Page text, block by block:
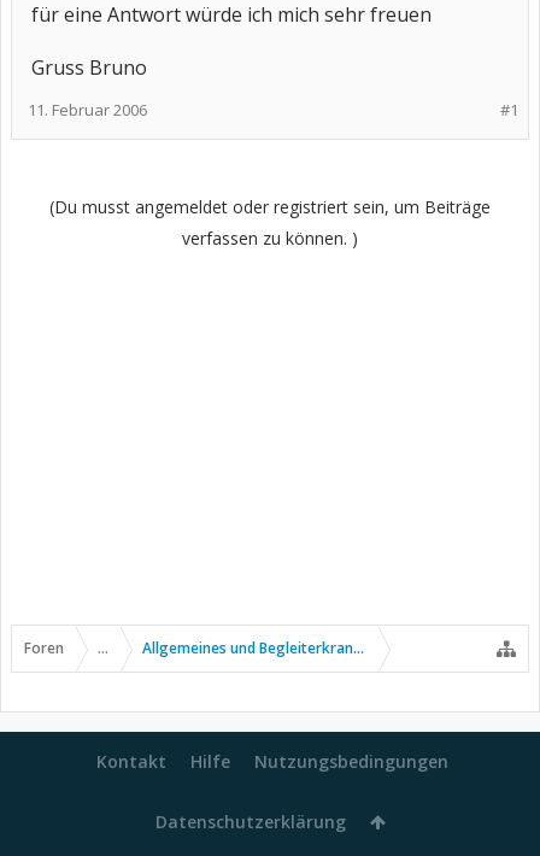
für eine Antwort würde ich mich sehr freuen
Gruss Bruno
#1
11. Februar 2006
(Du musst angemeldet oder registriert sein, um Beiträge
verfassen zu können. )
Foren ... Allgemeines und Begleiterkrankungen
Kontakt Hilfe Nutzungsbedingungen
Datenschutzerklärung